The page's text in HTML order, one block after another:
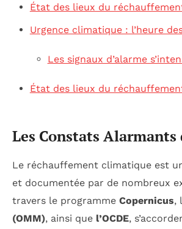
État des lieux du
Urgence climatique : l’heure
Les signaux d’alarme
État des lieux du
Les Constats
Le réchauffement climatique est
et documentée par de nombreux
travers le programme Copernicus,
(OMM), ainsi que l’OCDE,